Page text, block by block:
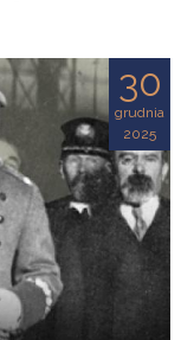
30
grudnia
2025